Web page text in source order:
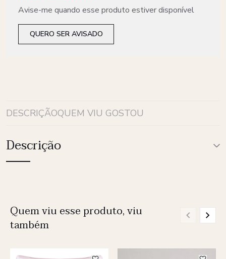
Avise-me quando esse produto estiver disponível
QUERO SER AVISADO
DESCRIÇÃOQUEM VIU GOSTOU
Descrição
Quem viu esse produto, viu
também